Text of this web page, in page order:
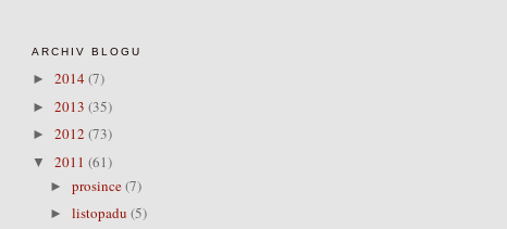
ARCHIV BLOGU
► 2014(7)
► 2013 (35)
► 2012 (73)
▼ 2011 (61)
► prosince(7)
► listopadu (5)